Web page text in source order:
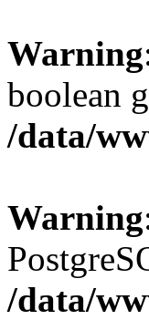
Warning
boolean
/data/
Warning
/data/